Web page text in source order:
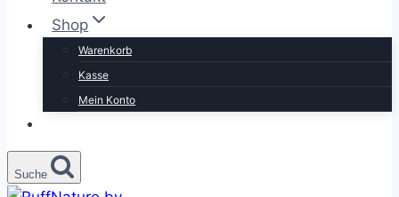
Shop
Warenkorb
Kasse
Mein Konto
Suche